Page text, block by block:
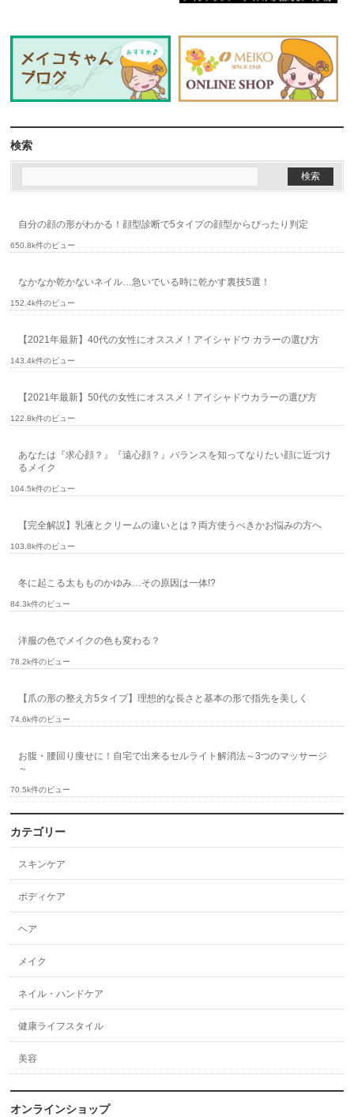
検索
自分の顔の形がわかる！顔型診断で5タイプの顔型からぴったり判定
650.8k件のビュー
なかなか乾かないネイル…急いでいる時に乾かす裏技5選！
152.4k件のビュー
【2021年最新】40代の女性にオススメ！アイシャドウ カラーの選び方
143.4k件のビュー
【2021年最新】50代の女性にオススメ！アイシャドウカラーの選び方
122.8k件のビュー
あなたは『求心顔？』『遠心顔？』バランスを知ってなりたい顔に近づけ
るメイク
104.5k件のビュー
【完全解説】乳液とクリームの違いとは？両方使うべきかお悩みの方へ
103.8k件のビュー
冬に起こる太もものかゆみ…その原因は一体!?
84.3k件のビュー
洋服の色でメイクの色も変わる？
78.2k件のビュー
【爪の形の整え方5タイプ】理想的な長さと基本の形で指先を美しく
74.6k件のビュー
お腹・腰回り痩せに！自宅で出来るセルライト解消法～3つのマッサージ
～
70.5k件のビュー
カテゴリー
スキンケア
ボディケア
ヘア
メイク
ネイル・ハンドケア
健康ライフスタイル
美容
オンラインショップ